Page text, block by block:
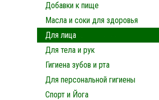
Добавки к пище
Масла и соки для здоровья
Для лица
Для тела и рук
Гигиена зубов и рта
Для персональной гигиены
Спорт и Йога